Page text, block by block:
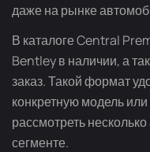
даже на рынке
В каталоге Central
Bentley в наличии, а
заказ. Такой формат
конкретную модель
рассмотреть
сегменте.